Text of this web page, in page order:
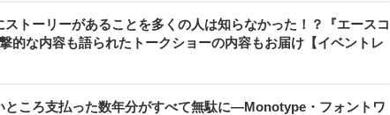
ストーリーがあることを多くの人は知らなかった！？『エースコ
的な内容も語られたトークショーの内容もお届け【イベントレ
ところ支払った数年分がすべて無駄に―Monotype・フォントワ